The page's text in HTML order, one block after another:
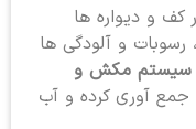
و دیواره ها
و آلودگی ها
سیستم مکش و
آوری کرده و آب